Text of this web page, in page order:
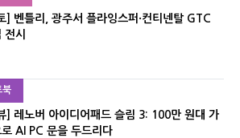
] 벤틀리, 광주서 플라잉스퍼·컨티넨탈 GTC
전시
북
] 레노버 아이디어패드 슬림 3: 100만 원대 가
로 AI PC 문을 두드리다